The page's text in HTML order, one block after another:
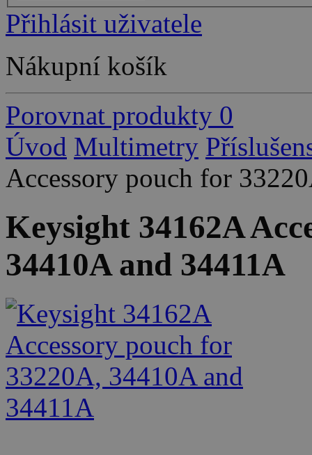
Přihlásit uživatele
Nákupní košík
Porovnat produkty 0
Úvod Multimetry
Accessory pouch for
Keysight 34162A
34410A and 34411A